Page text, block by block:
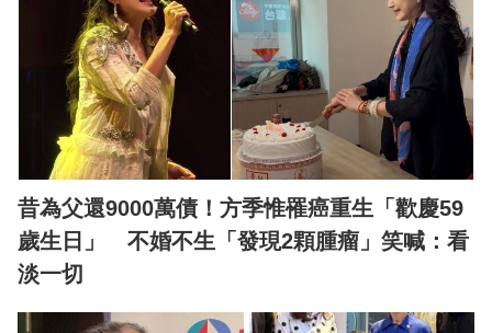
昔為父還9000萬債！方季惟罹癌重生「歡慶59
歲生日」 不婚不生「發現2顆腫瘤」笑喊：看
淡一切